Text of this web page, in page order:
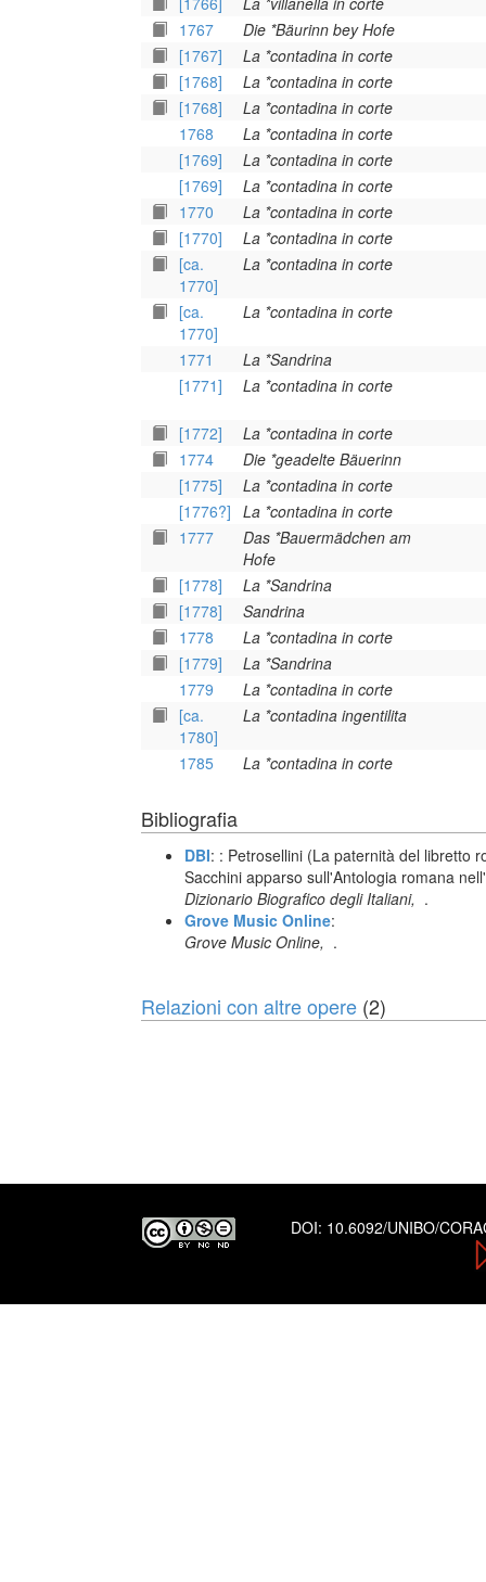
1767
Die *Bäurinn bey Hofe
[1767]
La *contadina in corte
[1768]
La *contadina in corte
[1768]
La *contadina in corte
1768
La *contadina in corte
[1769]
La *contadina in corte
[1769]
La *contadina in corte
1770
La *contadina in corte
[1770]
La *contadina in corte
[ca.
1770]
La *contadina in corte
[ca.
1770]
La *contadina in corte
1771
La *Sandrina
[1771]
La *contadina in corte
[1772]
La *contadina in corte
1774
Die *geadelte Bäuerinn
[1775]
La *contadina in corte
[1776?] La *contadina in corte
1777
Das *Bauermädchen am
Hofe
[1778]
La *Sandrina
[1778]
Sandrina
1778
La *contadina in corte
[1779]
La *Sandrina
1779
La *contadina in corte
[ca.
1780]
La *contadina ingentilita
1785 La *contadina in corte
Bibliografia
DBI: : Petrosellini (La paternità del libretto
Sacchini apparso sull'Antologia romana
Dizionario Biografico degli Italiani, .
Grove Music Online:
Grove Music Online, .
Relazioni con altre opere (2)
DOI: 10.6092/UNIBO/